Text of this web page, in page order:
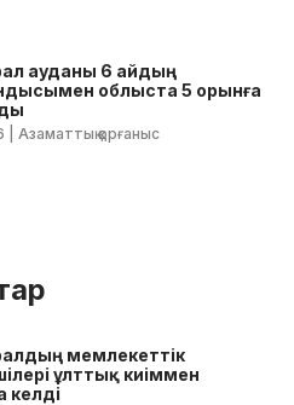
ауданы 6 айдың
облыста 5 орынға
| Азаматтық қорғаныс
мемлекеттік
ұлттық киіммен
келді